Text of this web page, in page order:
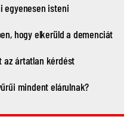
egyenesen isteni
hogy elkerüld a demenciát
az ártatlan kérdést
mindent elárulnak?